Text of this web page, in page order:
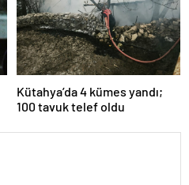
Kütahya’da 4 kümes yandı;
100 tavuk telef oldu